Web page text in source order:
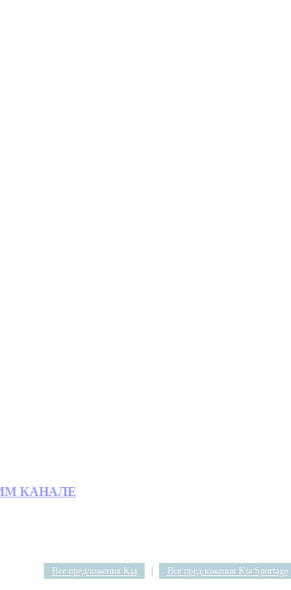
КАНАЛЕ
Все предложения Kia Все предложения Kia Sportage